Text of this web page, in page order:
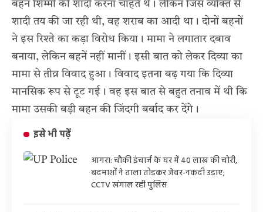
बहन शिम्मी की शादी करना चाहते थे। लेकिन जिस व्यक्ति से
शादी तय की जा रही थी, वह शराब का आदी था। दोनों बहनों
ने इस रिश्ते का कड़ा विरोध किया। मामा ने लगातार दबाव
बनाया, लेकिन बहनें नहीं मानीं। इसी बात को लेकर दिव्या का
मामा से तीव्र विवाद हुआ। विवाद इतना बढ़ गया कि दिव्या
मानसिक रूप से टूट गई। वह इस बात से बहुत तनाव में थी कि
मामा उसकी बड़ी बहन की जिंदगी बर्बाद कर देंगे।
इसे भी पढ़ें
आगरा: चौकी इंचार्ज के घर में 40 लाख की चोरी,
बदमाशों ने ताला तोड़कर जेवर-नकदी उड़ाए;
CCTV खंगाल रही पुलिस